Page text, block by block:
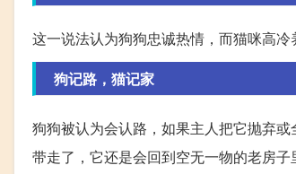
这一说法认为狗狗忠诚热情，而猫咪高
狗记路，猫记家
狗狗被认为会认路，如果主人把它抛弃
带走了，它还是会回到空无一物的老房子